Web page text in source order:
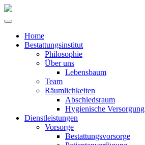
Home
Bestattungsinstitut
Philosophie
Über uns
Lebensbaum
Team
Räumlichkeiten
Abschiedsraum
Hygienische Versorgung
Dienstleistungen
Vorsorge
Bestattungsvorsorge